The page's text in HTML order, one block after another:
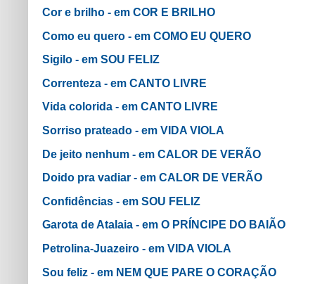
Cor e brilho - em COR E BRILHO
Como eu quero - em COMO EU QUERO
Sigilo - em SOU FELIZ
Correnteza - em CANTO LIVRE
Vida colorida - em CANTO LIVRE
Sorriso prateado - em VIDA VIOLA
De jeito nenhum - em CALOR DE VERÃO
Doido pra vadiar - em CALOR DE VERÃO
Confidências - em SOU FELIZ
Garota de Atalaia - em O PRÍNCIPE DO BAIÃO
Petrolina-Juazeiro - em VIDA VIOLA
Sou feliz - em NEM QUE PARE O CORAÇÃO